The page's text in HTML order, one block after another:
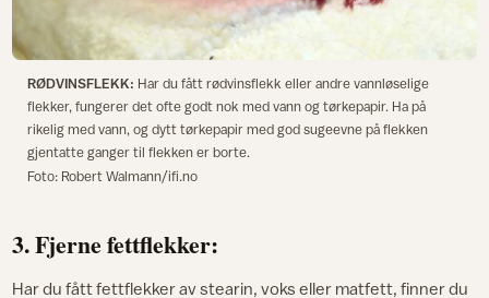
RØDVINSFLEKK: Har du fått rødvinsflekk eller andre vannløselige
flekker, fungerer det ofte godt nok med vann og tørkepapir. Ha på
rikelig med vann, og dytt tørkepapir med god sugeevne på flekken
gjentatte ganger til flekken er borte.
Foto: Robert Walmann/ifi.no
3. Fjerne fettflekker:
Har du fått fettflekker av stearin, voks eller matfett, finner du